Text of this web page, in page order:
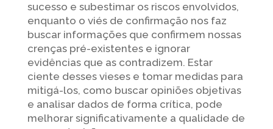
sucesso e subestimar os riscos envolvidos,
enquanto o viés de confirmação nos faz
buscar informações que confirmem nossas
crenças pré-existentes e ignorar
evidências que as contradizem. Estar
ciente desses vieses e tomar medidas para
mitigá-los, como buscar opiniões objetivas
e analisar dados de forma crítica, pode
melhorar significativamente a qualidade de